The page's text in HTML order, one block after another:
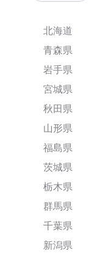
北海道
青森県
岩手県
宮城県
秋田県
山形県
福島県
茨城県
栃木県
群馬県
千葉県
新潟県